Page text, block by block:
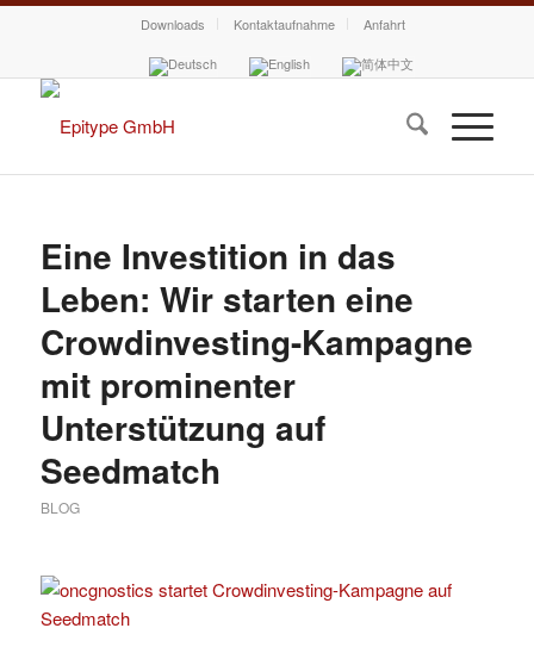
Downloads Kontaktaufnahme Anfahrt
Eine Investition in das
Leben: Wir starten eine
Crowdinvesting-Kampagne
mit prominenter
Unterstützung auf
Seedmatch
BLOG